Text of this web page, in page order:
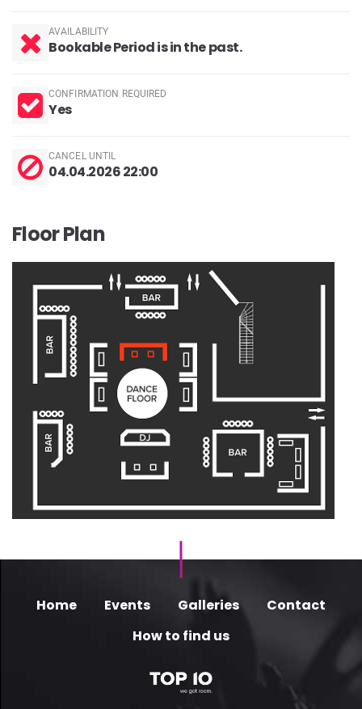
AVAILABILITY
Bookable Period is in the past.
CONFIRMATION REQUIRED
Yes
CANCEL UNTIL
04.04.2026 22:00
Floor Plan
Home Events Galleries
Contact
How to find us